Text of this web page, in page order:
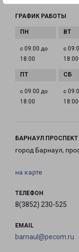
ГРАФИК РАБОТЫ
с 09:00 до
18:00
с
18:00
с 09:00 до
18:00
с
18:00
БАРНАУЛ
город Барнаул,
на карте
ТЕЛЕФОН
8(3852) 230-525
EMAIL
barnaul@pecom.ru